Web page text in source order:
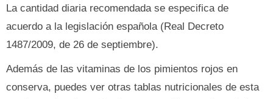
La cantidad diaria recomendada se especifica de
acuerdo a la legislación española (Real Decreto
1487/2009, de 26 de septiembre).
Además de las vitaminas de los pimientos rojos en
conserva, puedes ver otras tablas nutricionales de esta